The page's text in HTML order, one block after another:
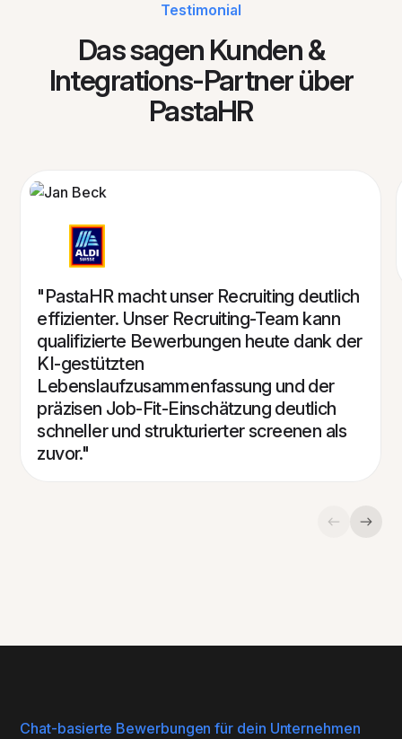
Testimonial
Das sagen Kunden &
Integrations-Partner über
PastaHR
Jan Beck
"PastaHR macht unser Recruiting deutlich
effizienter. Unser Recruiting-Team kann
qualifizierte Bewerbungen heute dank der
KI-gestützten
Lebenslaufzusammenfassung und der
präzisen Job-Fit-Einschätzung deutlich
schneller und strukturierter screenen als
zuvor."
Chat-basierte Bewerbungen für dein Unternehmen